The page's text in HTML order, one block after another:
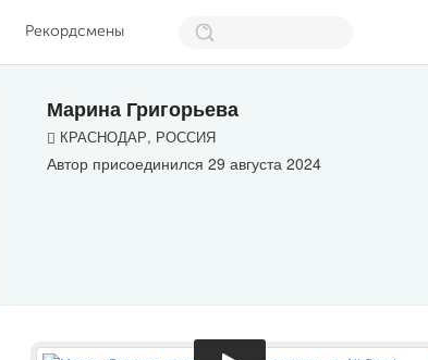
Рекордсмены
Марина Григорьева
КРАСНОДАР, РОССИЯ
Автор присоединился 29 августа 2024